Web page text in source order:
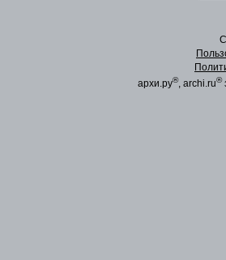
архи.ру®, archi.ru®